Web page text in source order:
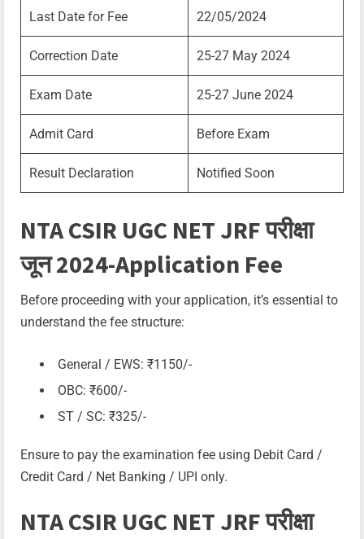
Last Date for Fee 22/05/2024
Correction Date 25-27 May 2024
Exam Date 25-27 June 2024
Admit Card Before Exam
Result Declaration Notified Soon
NTA CSIR UGC NET JRF परीक्षा
जून 2024-Application Fee
Before proceeding with your application, it’s essential to
understand the fee structure:
General / EWS: ₹1150/-
OBC: ₹600/-
ST / SC: ₹325/-
Ensure to pay the examination fee using Debit Card /
Credit Card / Net Banking / UPI only.
NTA CSIR UGC NET JRF परीक्षा